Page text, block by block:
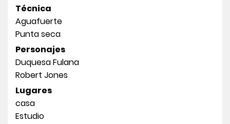
Técnica
Aguafuerte
Punta seca
Personajes
Duquesa Fulana
Robert Jones
Lugares
casa
Estudio